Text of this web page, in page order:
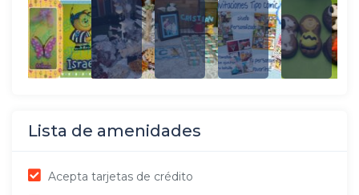
Lista de amenidades
Acepta tarjetas de crédito